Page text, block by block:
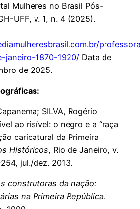
Mulheres no Brasil Pós-
UFF, v. 1, n. 4 (2025).
janeiro-1870-1920/ Data de
de 2025.
SILVA, Rogério
ao risível: o negro e a “raça
caricatural da Primeira
Históricos, Rio de Janeiro, v.
jul./dez. 2013.
construtoras da nação:
na Primeira República.